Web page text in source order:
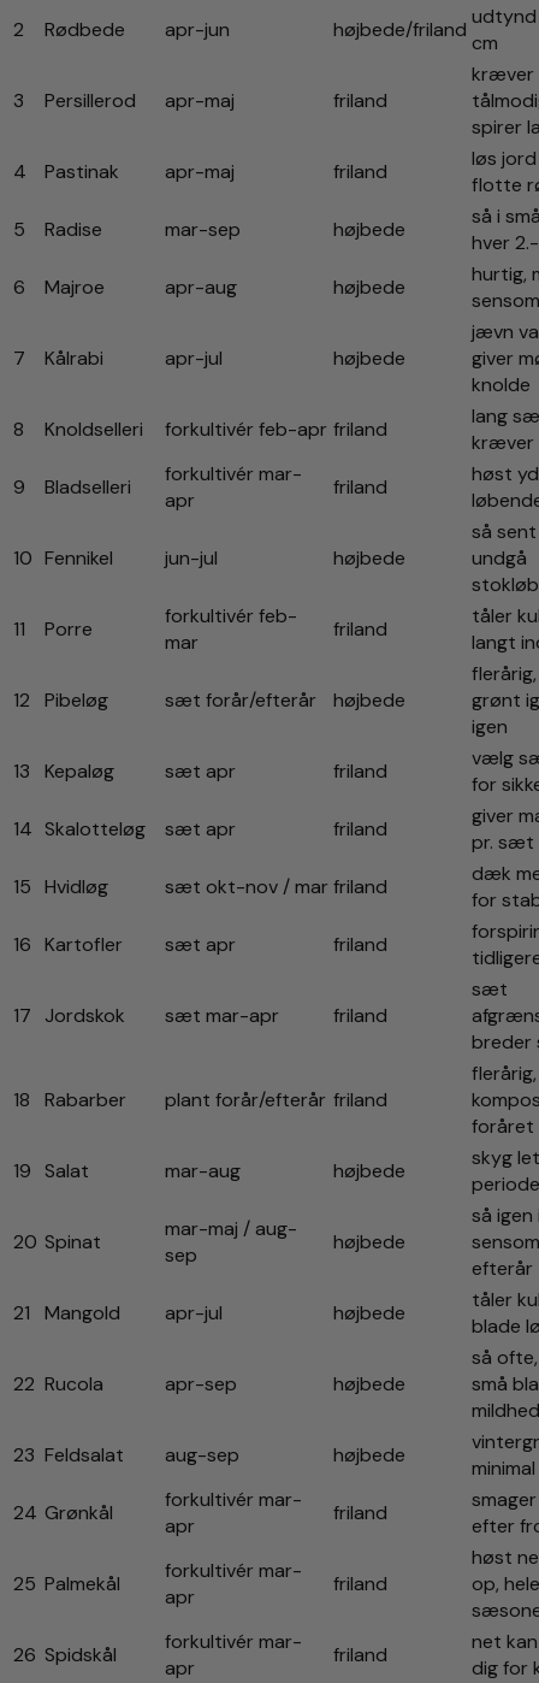
2
Rødbede apr-jun højbede/friland
cm
3 Persillerod apr-maj friland
kræver
spirer
4
Pastinak apr-maj friland
løs
flotte
5
Radise mar-sep højbede
så i
hver
6
Majroe apr-aug højbede
hurtig,
7 Kålrabi apr-jul højbede
jævn
giver
knolde
8
Knoldselleri forkultivér feb-apr friland
lang
kræver
9
Bladselleri
forkultivér mar-
apr
friland
høst
10 Fennikel jun-jul højbede
så
undgå
11
Porre
forkultivér feb-
mar
friland
tåler
langt
12 Pibeløg sæt forår/efterår højbede
grønt
igen
13
Kepaløg sæt apr friland
vælg
for
14 Skalotteløg sæt apr friland
giver
pr. sæt
15 Hvidløg sæt okt-nov / mar friland
dæk
for
16 Kartofler sæt apr friland
17 Jordskok sæt mar-apr friland
sæt
breder
18 Rabarber plant forår/efterår friland
foråret
19
Salat mar-aug højbede
skyg
20 Spinat
mar-maj / aug-
sep
højbede
så igen
efterår
21
Mangold apr-jul højbede
tåler
blade
22 Rucola apr-sep højbede
så
små
mildhed
23 Feldsalat aug-sep højbede
24 Grønkål
forkultivér mar-
apr
friland
efter
25 Palmekål
forkultivér mar-
apr
friland
høst
op, hele
26 Spidskål
forkultivér mar-
apr
friland
net
dig for